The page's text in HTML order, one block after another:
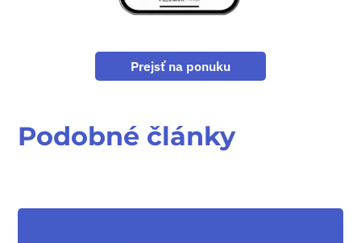
Prejsť na ponuku
Podobné články